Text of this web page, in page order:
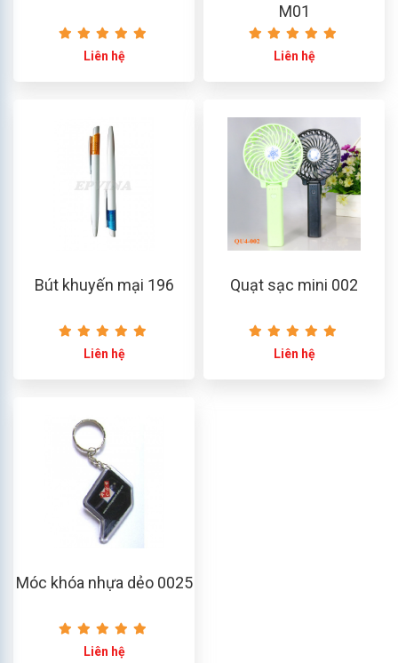
Liên hệ
M01
Liên hệ
Bút khuyến mại 196
Liên hệ
Quạt sạc mini 002
Liên hệ
Móc khóa nhựa dẻo 0025
Liên hệ